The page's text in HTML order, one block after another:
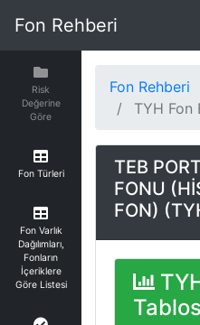
Fon Rehberi
Risk
Değerine
Göre
Fon Türleri
Fon Varlık
Dağılımları,
Fonların
İçeriklere
Göre Listesi
Fon Rehberi
TYH Fon
TEB
FONU
FON)